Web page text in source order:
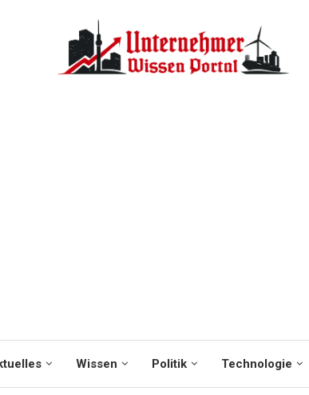
Wissen Politik Technologie